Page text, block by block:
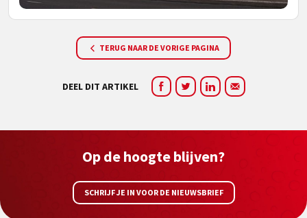
TERUG NAAR DE VORIGE PAGINA
DEEL DIT ARTIKEL
Op de hoogte blijven?
SCHRIJF JE IN VOOR DE NIEUWSBRIEF